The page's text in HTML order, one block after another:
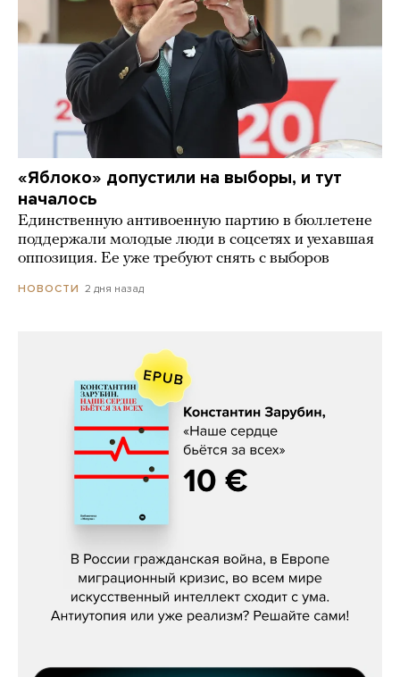
«Яблоко» допустили на выборы, и тут
началось
Единственную антивоенную партию в бюллетене
поддержали молодые люди в соцсетях и уехавшая
оппозиция. Ее уже требуют снять с выборов
НОВОСТИ 2 дня назад
Константин Зарубин, «Наше сердце